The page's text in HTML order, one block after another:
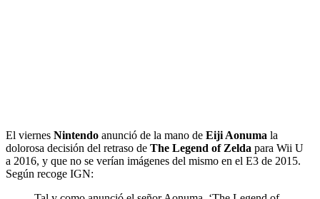
El viernes Nintendo anunció de la mano de Eiji Aonuma la
dolorosa decisión del retraso de The Legend of Zelda para Wii U
a 2016, y que no se verían imágenes del mismo en el E3 de 2015.
Según recoge IGN: